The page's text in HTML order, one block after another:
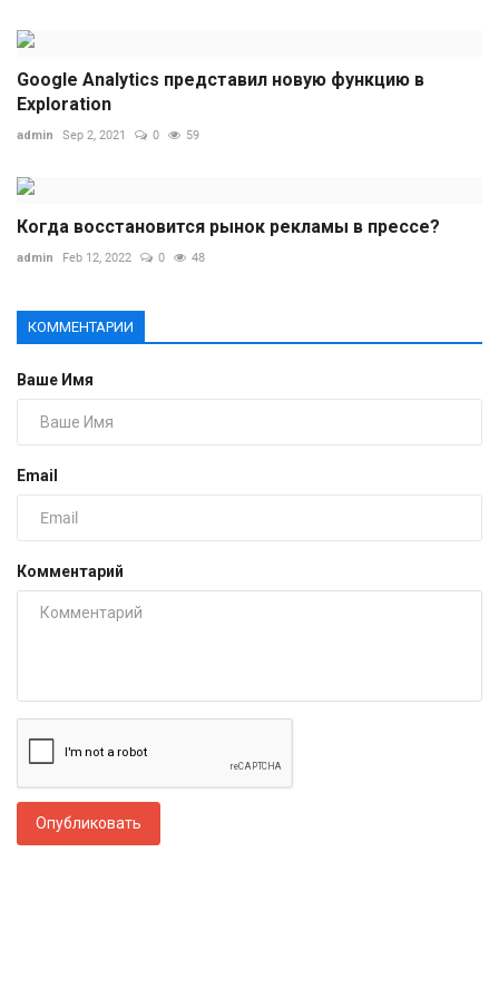
Google Analytics представил новую функцию в
Exploration
admin Sep 2, 2021 0 59
Когда восстановится рынок рекламы в прессе?
admin Feb 12, 2022 0 48
КОММЕНТАРИИ
Ваше Имя
Email
Комментарий
Опубликовать